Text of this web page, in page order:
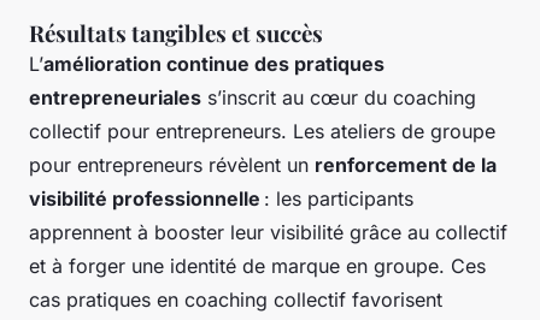
Résultats tangibles et succès
L’amélioration continue des pratiques
entrepreneuriales s’inscrit au cœur du coaching
collectif pour entrepreneurs. Les ateliers de groupe
pour entrepreneurs révèlent un renforcement de la
visibilité professionnelle : les participants
apprennent à booster leur visibilité grâce au collectif
et à forger une identité de marque en groupe. Ces
cas pratiques en coaching collectif favorisent